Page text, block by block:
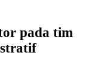
pada tim